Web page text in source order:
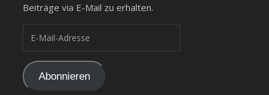
Beiträge via E-Mail zu erhalten.
Abonnieren